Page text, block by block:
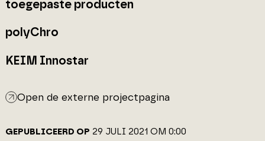
toegepaste producten
polyChro
KEIM Innostar
Open de externe projectpagina
GEPUBLICEERD OP 29 JULI 2021 OM 0:00